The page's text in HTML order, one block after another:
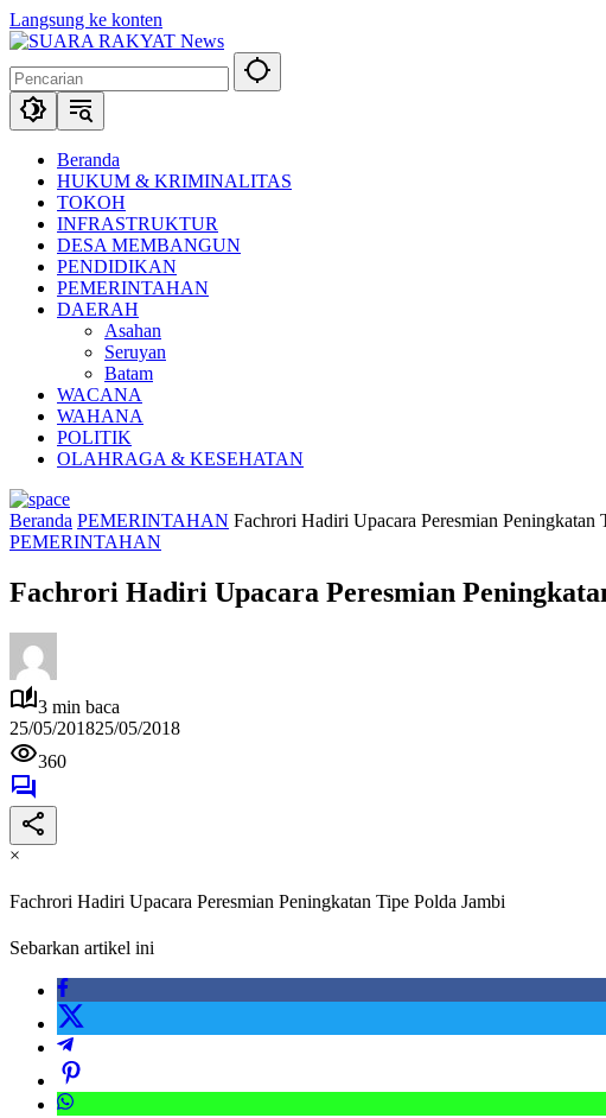
Langsung ke konten
Beranda
HUKUM & KRIMINALITAS
TOKOH
INFRASTRUKTUR
DESA MEMBANGUN
PENDIDIKAN
PEMERINTAHAN
DAERAH
Asahan
Seruyan
Batam
WACANA
WAHANA
POLITIK
OLAHRAGA & KESEHATAN
Beranda PEMERINTAHAN Fachrori Hadiri Upacara Peresmian Peningkatan
PEMERINTAHAN
Fachrori Hadiri Upacara Peresmian
3 min baca
25/05/201825/05/2018
360
×
Fachrori Hadiri Upacara Peresmian Peningkatan Tipe Polda Jambi
Sebarkan artikel ini